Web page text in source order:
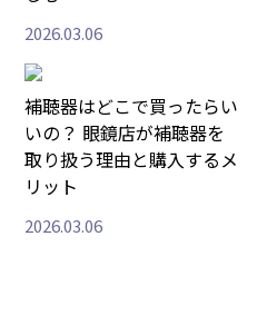
2026.03.06
補聴器はどこで買ったらい
いの？ 眼鏡店が補聴器を
取り扱う理由と購入するメ
リット
2026.03.06